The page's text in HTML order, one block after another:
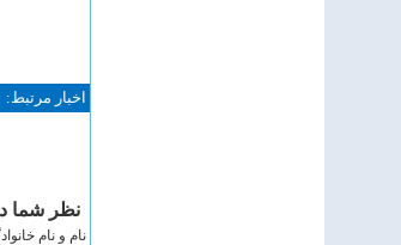
اخبار مرتبط:
نظر شما
نام و نام